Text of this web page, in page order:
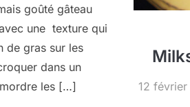
goûté gâteau
une texture qui
de gras sur les
dans un
les […]
12 février